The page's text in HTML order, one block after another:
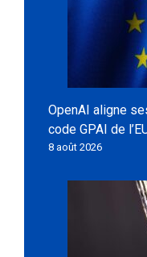
OpenAI aligne
code GPAI de
8 août 2026